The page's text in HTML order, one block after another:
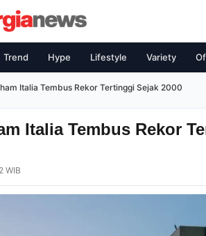
Trend Hype Lifestyle Variety
Italia Tembus Rekor Tertinggi Sejak 2000
Italia Tembus Rekor
WIB